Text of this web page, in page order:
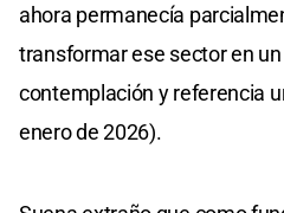
ahora permanecía
transformar ese sector en
contemplación y referencia
enero de 2026).